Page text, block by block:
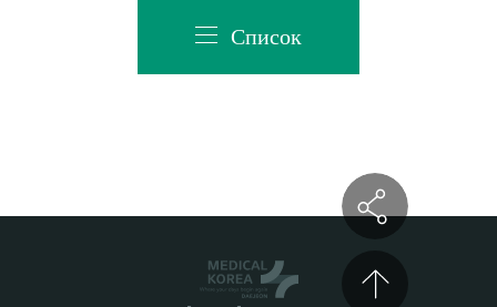
Список